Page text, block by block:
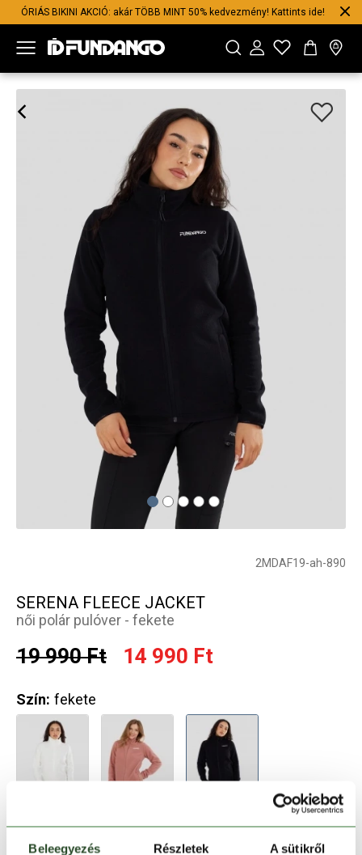
Beleegyezés Részletek A sütikről
ÓRIÁS BIKINI AKCIÓ: akár TÖBB MINT 50% kedvezmény! Kattints ide!
2MDAF19-ah-890
SERENA FLEECE JACKET
női polár pulóver - fekete
19 990 Ft 14 990 Ft
Szín: fekete